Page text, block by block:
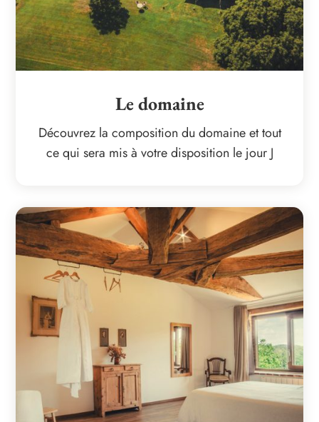
Le domaine
Découvrez la composition du domaine et tout
ce qui sera mis à votre disposition le jour J